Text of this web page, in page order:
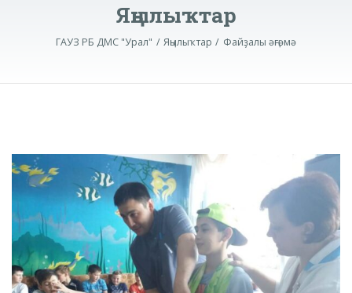
Яңылыҡтар
ГАУЗ РБ ДМС "Урал" Яңылыҡтар Файҙалы әңгәмә